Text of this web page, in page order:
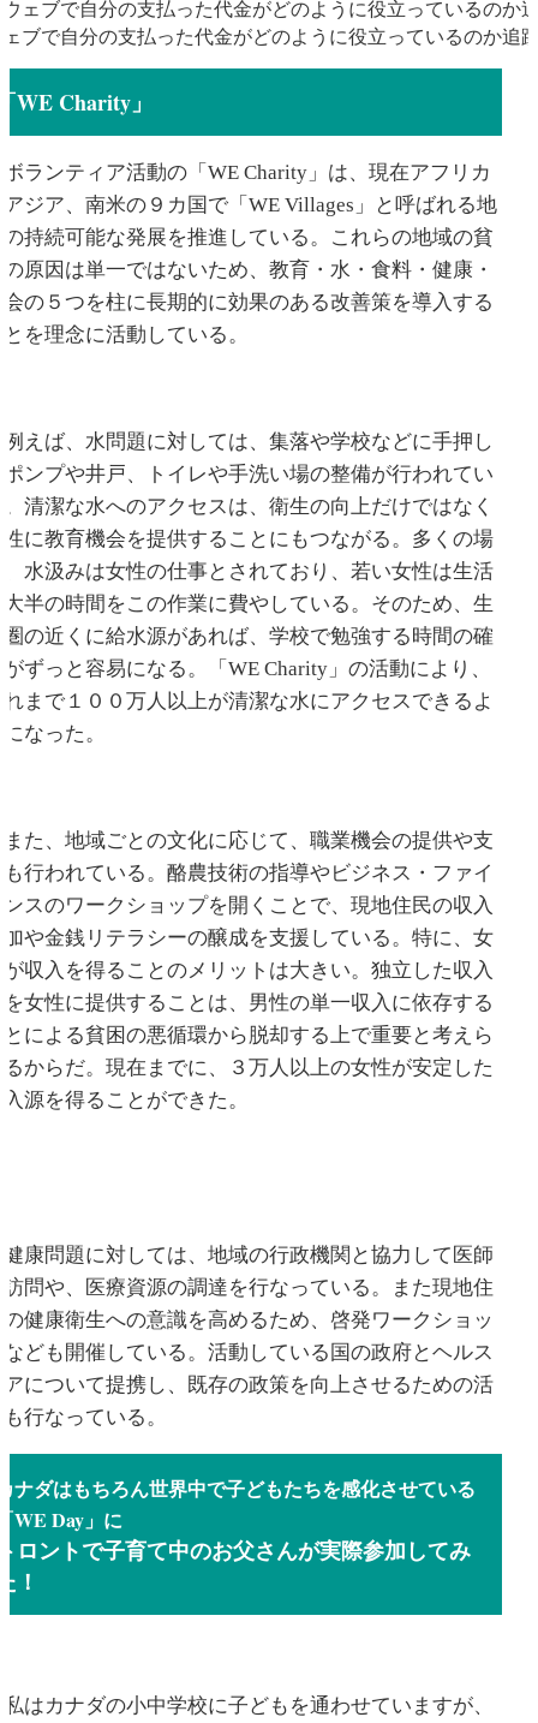
ブで自分の支払った代金がどのように役立っているのか追
WE Charity」
ランティア活動の「WE Charity」は、現在アフリカ
ジア、南米の９カ国で「WE Villages」と呼ばれる地
持続可能な発展を推進している。これらの地域の貧
原因は単一ではないため、教育・水・食料・健康・
の５つを柱に長期的に効果のある改善策を導入する
を理念に活動している。
えば、水問題に対しては、集落や学校などに手押し
ンプや井戸、トイレや手洗い場の整備が行われてい
清潔な水へのアクセスは、衛生の向上だけではなく
に教育機会を提供することにもつながる。多くの場
水汲みは女性の仕事とされており、若い女性は生活
半の時間をこの作業に費やしている。そのため、生
の近くに給水源があれば、学校で勉強する時間の確
ずっと容易になる。「WE Charity」の活動により、
まで１００万人以上が清潔な水にアクセスできるよ
なった。
た、地域ごとの文化に応じて、職業機会の提供や支
行われている。酪農技術の指導やビジネス・ファイ
スのワークショップを開くことで、現地住民の収入
や金銭リテラシーの醸成を支援している。特に、女
収入を得ることのメリットは大きい。独立した収入
女性に提供することは、男性の単一収入に依存する
による貧困の悪循環から脱却する上で重要と考えら
からだ。現在までに、３万人以上の女性が安定した
源を得ることができた。
康問題に対しては、地域の行政機関と協力して医師
問や、医療資源の調達を行なっている。また現地住
健康衛生への意識を高めるため、啓発ワークショッ
ども開催している。活動している国の政府とヘルス
について提携し、既存の政策を向上させるための活
行なっている。
ナダはもちろん世界中で子どもたちを感化させている
WE Day」に
ロントで子育て中のお父さんが実際参加してみ
！
はカナダの小中学校に子どもを通わせていますが、